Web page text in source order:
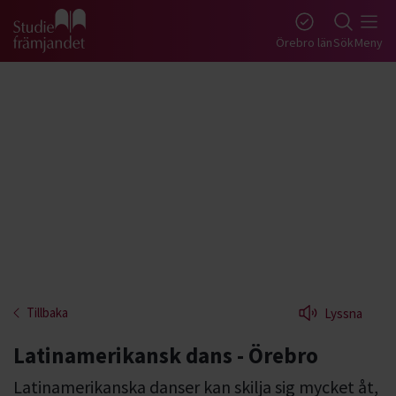
Gå till studiefrämjandets startsida Örebro länSökMeny
Tillbaka Lyssna
Latinamerikansk dans - Örebro
Latinamerikanska danser kan skilja sig mycket åt,